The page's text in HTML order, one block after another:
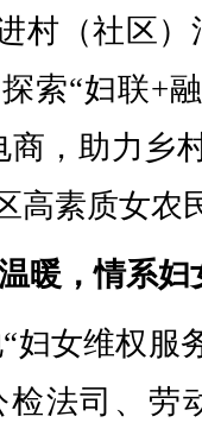
村（社区
索“妇联+
，助力乡
高素质女农
暖，情系妇
妇女维权服
法司、劳